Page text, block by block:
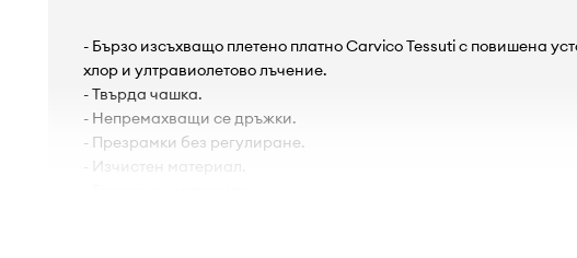
- Бързо изсъхващо плетено платно Carvico Tessuti с повишена
хлор и ултравиолетово лъчение.
- Твърда чашка.
- Непремахващи се дръжки.
- Презрамки без регулиране.
- Изчистен материал.